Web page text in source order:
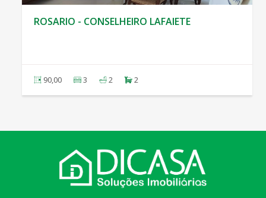
ROSARIO - CONSELHEIRO LAFAIETE
90,00 3 2 2